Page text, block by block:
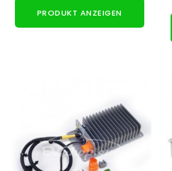
PRODUKT ANZEIGEN